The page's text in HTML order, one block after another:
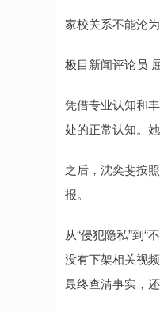
家校关系不能沦
极目新闻评论员
凭借专业认知和
处的正常认知。
之后，沈奕斐按
报。
从“侵犯隐私”到“
没有下架相关视
最终查清事实，还